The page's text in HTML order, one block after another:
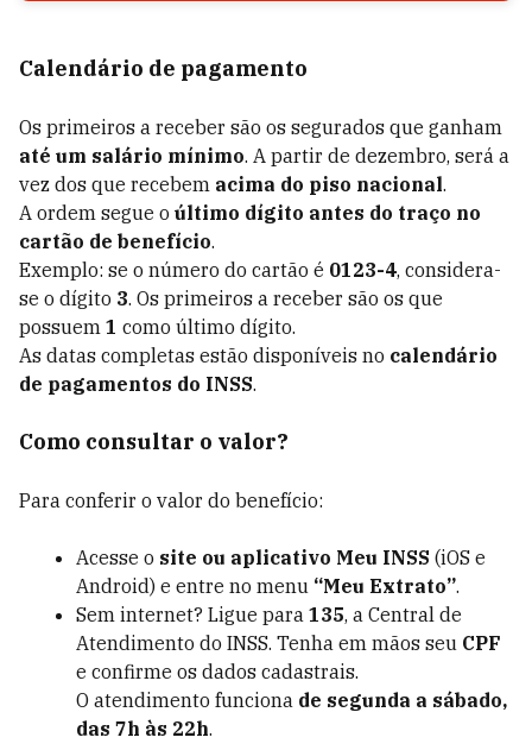
Calendário de pagamento
Os primeiros a receber são os segurados que ganham
até um salário mínimo. A partir de dezembro, será a
vez dos que recebem acima do piso nacional.
A ordem segue o último dígito antes do traço no
cartão de benefício.
Exemplo: se o número do cartão é 0123-4, considera-
se o dígito 3. Os primeiros a receber são os que
possuem 1 como último dígito.
As datas completas estão disponíveis no calendário
de pagamentos do INSS.
Como consultar o valor?
Para conferir o valor do benefício:
Acesse o site ou aplicativo Meu INSS (iOS e
Android) e entre no menu “Meu Extrato”.
Sem internet? Ligue para 135, a Central de
Atendimento do INSS. Tenha em mãos seu CPF
e confirme os dados cadastrais.
O atendimento funciona de segunda a sábado,
das 7h às 22h.